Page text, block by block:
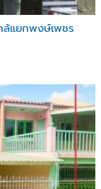
ยเช่า 80%นี้ อาจจะ
ล้แยกพงษ์เพชร